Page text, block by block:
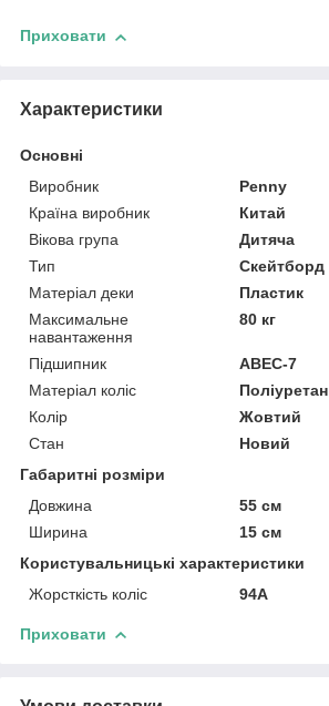
Приховати
Характеристики
Основні
Виробник
Penny
Країна виробник
Китай
Вікова група
Дитяча
Тип
Скейтборд
Матеріал деки
Пластик
Максимальне
навантаження
80 кг
Підшипник
ABEC-7
Матеріал коліс
Поліуретан
Колір
Жовтий
Стан
Новий
Габаритні розміри
Довжина
55 см
Ширина
15 см
Користувальницькі характеристики
Жорсткість коліс
94А
Приховати